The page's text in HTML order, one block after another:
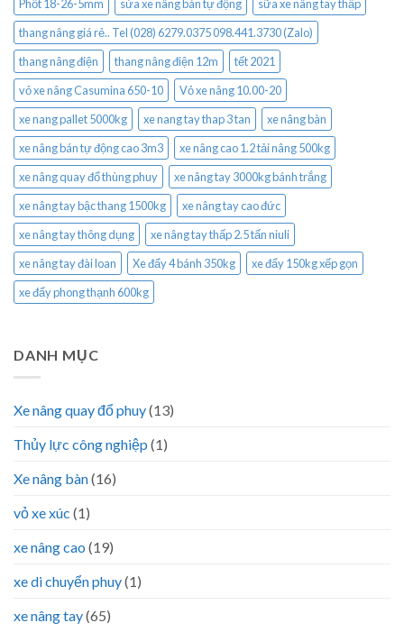
Phốt 18-26-5mm
sửa xe nâng bán tự động
sữa xe nâng tay thấp
thang nâng giá rẻ.. Tel (028) 6279.0375 098.441.3730 (Zalo)
thang nâng điện
thang nâng điện 12m
tết 2021
vỏ xe nâng Casumina 650-10
Vỏ xe nâng 10.00-20
xe nang pallet 5000kg
xe nang tay thap 3 tan
xe nâng bàn
xe nâng bán tự động cao 3m3
xe nâng cao 1.2 tải nâng 500kg
xe nâng quay đổ thùng phuy
xe nâng tay 3000kg bánh trắng
xe nâng tay bậc thang 1500kg
xe nâng tay cao đức
xe nâng tay thông dụng
xe nâng tay thấp 2.5 tấn niuli
xe nâng tay đài loan
Xe đẩy 4 bánh 350kg
xe đẩy 150kg xếp gọn
xe đẩy phong thạnh 600kg
DANH MỤC
Xe nâng quay đổ phuy(13)
Thủy lực công nghiệp (1)
Xe nâng bàn(16)
vỏ xe xúc (1)
xe nâng cao (19)
xe di chuyển phuy(1)
xe nâng tay(65)